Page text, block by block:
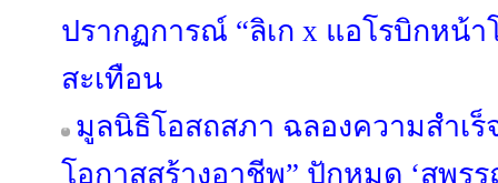
ปรากฏการณ์ “ลิเก x แอโรบิกหน้
สะเทือน
มูลนิธิโอสถสภา ฉลองความสำเร็
โอกาสสร้างอาชีพ” ปักหมุด ‘สุพร